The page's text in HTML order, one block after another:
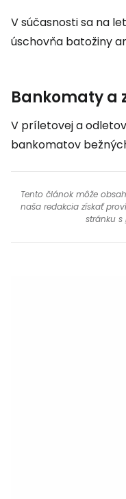
V súčasnosti sa na
úschovňa batožiny
Bankomaty a
V príletovej a
bankomatov
Tento článok môže
naša redakcia získať
stránku s